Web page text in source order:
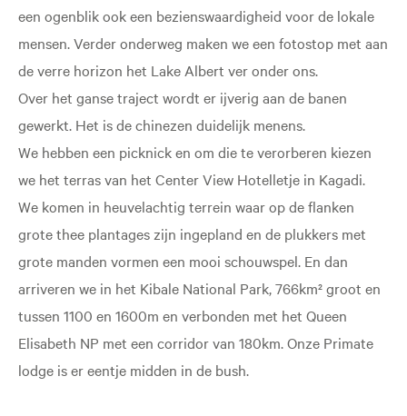
een ogenblik ook een bezienswaardigheid voor de lokale
mensen. Verder onderweg maken we een fotostop met aan
de verre horizon het Lake Albert ver onder ons.
Over het ganse traject wordt er ijverig aan de banen
gewerkt. Het is de chinezen duidelijk menens.
We hebben een picknick en om die te verorberen kiezen
we het terras van het Center View Hotelletje in Kagadi.
We komen in heuvelachtig terrein waar op de flanken
grote thee plantages zijn ingepland en de plukkers met
grote manden vormen een mooi schouwspel. En dan
arriveren we in het Kibale National Park, 766km² groot en
tussen 1100 en 1600m en verbonden met het Queen
Elisabeth NP met een corridor van 180km. Onze Primate
lodge is er eentje midden in de bush.